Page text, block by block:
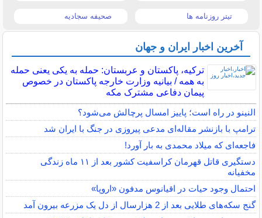
تیتر روزنامه ها صحیفه سجادیه
آخرین اخبار ایران و جهان
ترکیه، پاکستان و عربستان: حمله به یکی یعنی حمله
به همه / بیانیه وزارت خارجه پاکستان در خصوص
پیمان دفاعی مشترک مکه
النینو در راه است؛ پاییز امسال پرچالش می‌شود؟
ترامپ با بازنشر مقاله‌ای مدعی پیروزی در جنگ با ایران شد
فاجعه‌ای که میلاد محمدی به بار آورد!
دستگیری قاتل قهرمان کراسفیت کشور بعد از ۱۱ ماه زندگی
مخفیانه
احتمال وجود حیات در اقیانوس مدفون «اروپا»
گنج سکه‌های طلایی بعد از 2 هزارسال از دل یک مزرعه بیرون آمد